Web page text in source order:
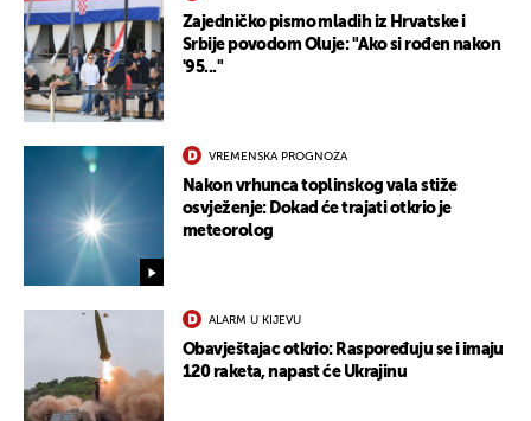
Zajedničko pismo mladih iz Hrvatske i
Srbije povodom Oluje: "Ako si rođen nakon
'95..."
VREMENSKA PROGNOZA
Nakon vrhunca toplinskog vala stiže
osvježenje: Dokad će trajati otkrio je
meteorolog
ALARM U KIJEVU
Obavještajac otkrio: Raspoređuju se i imaju
120 raketa, napast će Ukrajinu